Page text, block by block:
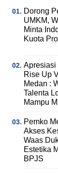
Dorong
UMKM,
Minta
Kuota
Apresiasi
Rise Up
Medan :
Talenta
Mampu
Pemko
Akses
Waas
Estetika
BPJS